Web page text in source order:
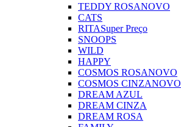
TEDDY ROSANOVO
CATS
RITASuper Preço
SNOOPS
WILD
HAPPY
COSMOS ROSANOVO
COSMOS CINZANOVO
DREAM AZUL
DREAM CINZA
DREAM ROSA